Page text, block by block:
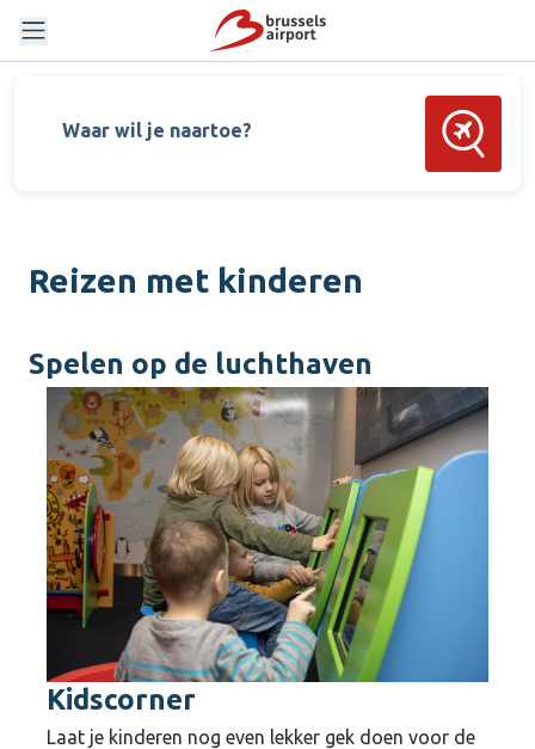
Waar wil je naartoe? Zoek
Reizen met kinderen
Spelen op de luchthaven
Kidscorner
Laat je kinderen nog even lekker gek doen voor de